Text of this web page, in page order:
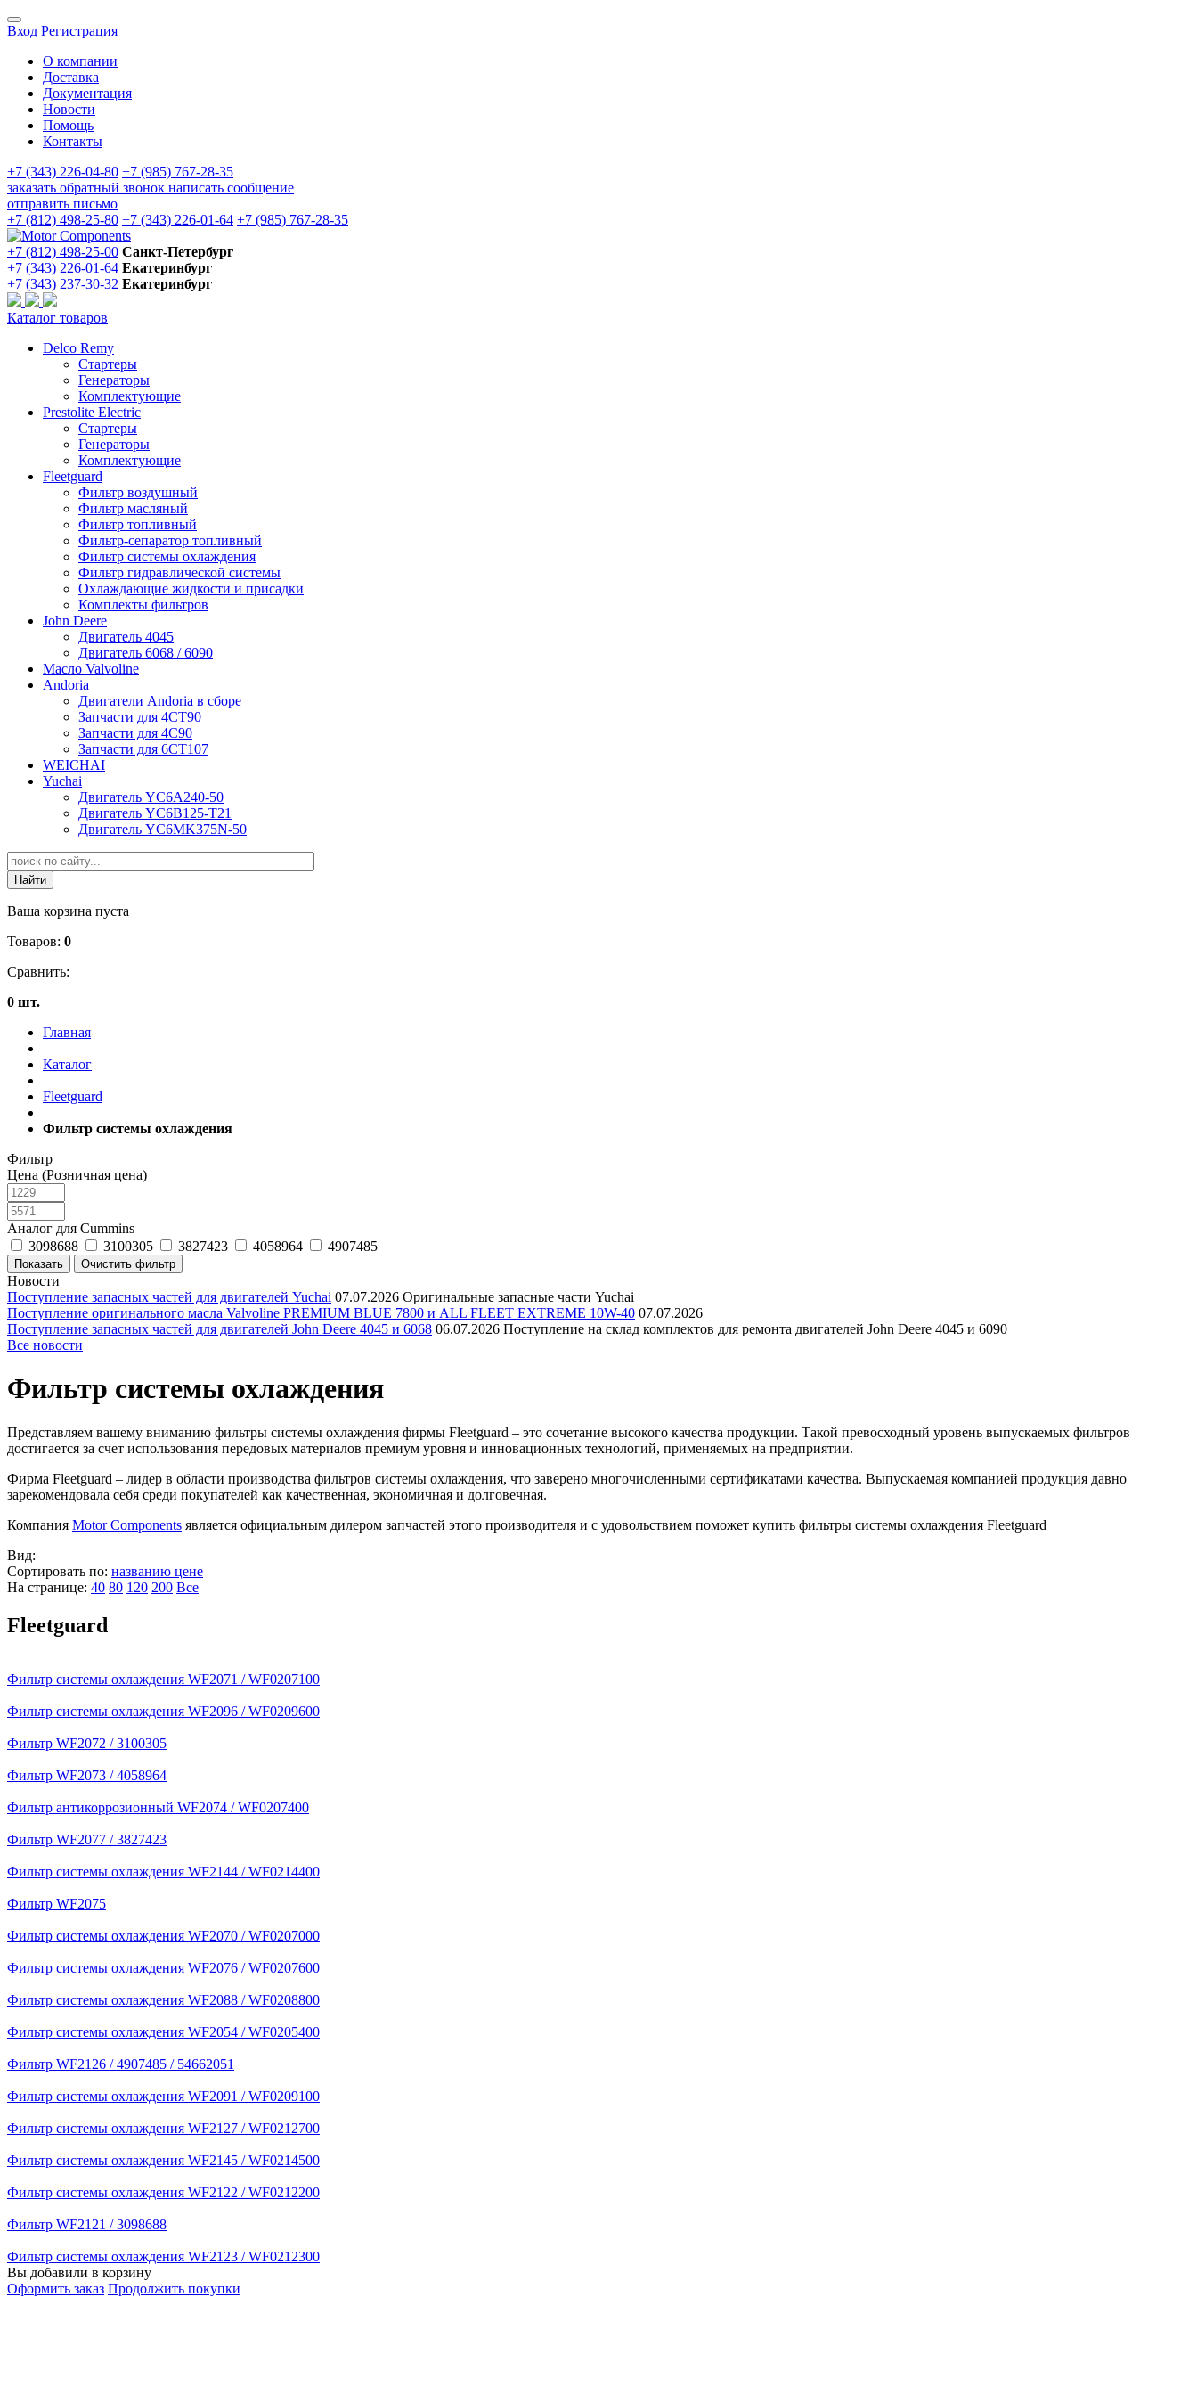
Вход Регистрация
О компании
Доставка
Документация
Новости
Помощь
Контакты
+7 (343) 226-04-80 +7 (985) 767-28-35
заказать обратный звонок написать сообщение
отправить письмо
+7 (812) 498-25-80 +7 (343) 226-01-64 +7 (985) 767-28-35
+7 (812) 498-25-00 Санкт-Петербург
+7 (343) 226-01-64 Екатеринбург
+7 (343) 237-30-32 Екатеринбург
Каталог товаров
Delco Remy
Стартеры
Генераторы
Комплектующие
Prestolite Electric
Стартеры
Генераторы
Комплектующие
Fleetguard
Фильтр воздушный
Фильтр масляный
Фильтр топливный
Фильтр-сепаратор топливный
Фильтр системы охлаждения
Фильтр гидравлической системы
Охлаждающие жидкости и присадки
Комплекты фильтров
John Deere
Двигатель 4045
Двигатель 6068 / 6090
Масло Valvoline
Andoria
Двигатели Andoria в сборе
Запчасти для 4CT90
Запчасти для 4С90
Запчасти для 6CT107
WEICHAI
Yuchai
Двигатель YC6A240-50
Двигатель YC6B125-T21
Двигатель YC6MK375N-50
Ваша корзина пуста
Товаров: 0
Сравнить:
0 шт.
Главная
Каталог
Fleetguard
Фильтр системы охлаждения
Фильтр
Цена (Розничная цена)
Аналог для Cummins
3098688
3100305 3827423 4058964 4907485
Новости
Поступление запасных частей для двигателей Yuchai 07.07.2026 Оригинальные запасные части Yuchai
Поступление оригинального масла Valvoline PREMIUM BLUE 7800 и ALL FLEET EXTREME 10W-40 07.07.2026
Поступление запасных частей для двигателей John Deere 4045 и 6068 06.07.2026 Поступление на склад комплектов для ремонта двигателей John Deere 4045 и 6090
Все новости
Фильтр системы охлаждения
Представляем вашему вниманию фильтры системы охлаждения фирмы Fleetguard – это сочетание высокого качества продукции. Такой превосходный уровень выпускаемых фильтров
достигается за счет использования передовых материалов премиум уровня и инновационных технологий, применяемых на предприятии.
Фирма Fleetguard – лидер в области производства фильтров системы охлаждения, что заверено многочисленными сертификатами качества. Выпускаемая компанией продукция давно
зарекомендовала себя среди покупателей как качественная, экономичная и долговечная.
Компания Motor Components является официальным дилером запчастей этого производителя и с удовольствием поможет купить фильтры системы охлаждения Fleetguard
Вид:
Сортировать по: названию цене
На странице: 40 80 120 200 Все
Fleetguard
Фильтр системы охлаждения WF2071 / WF0207100
Фильтр системы охлаждения WF2096 / WF0209600
Фильтр WF2072 / 3100305
Фильтр WF2073 / 4058964
Фильтр антикоррозионный WF2074 / WF0207400
Фильтр WF2077 / 3827423
Фильтр системы охлаждения WF2144 / WF0214400
Фильтр WF2075
Фильтр системы охлаждения WF2070 / WF0207000
Фильтр системы охлаждения WF2076 / WF0207600
Фильтр системы охлаждения WF2088 / WF0208800
Фильтр системы охлаждения WF2054 / WF0205400
Фильтр WF2126 / 4907485 / 54662051
Фильтр системы охлаждения WF2091 / WF0209100
Фильтр системы охлаждения WF2127 / WF0212700
Фильтр системы охлаждения WF2145 / WF0214500
Фильтр системы охлаждения WF2122 / WF0212200
Фильтр WF2121 / 3098688
Фильтр системы охлаждения WF2123 / WF0212300
Вы добавили в корзину
Оформить заказ Продолжить покупки